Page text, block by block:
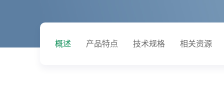
概述 产品特点 技术规格 相关资源